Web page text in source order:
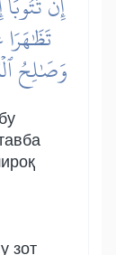
تَظَٰهَرَا
وَصَٰلِحُ
зот